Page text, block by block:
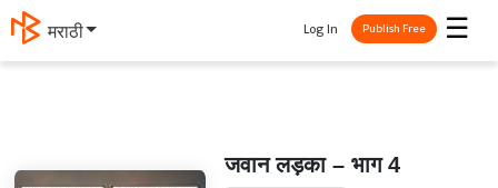
मराठी ☰
Log In Publish Free
जवान लड़का – भाग 4